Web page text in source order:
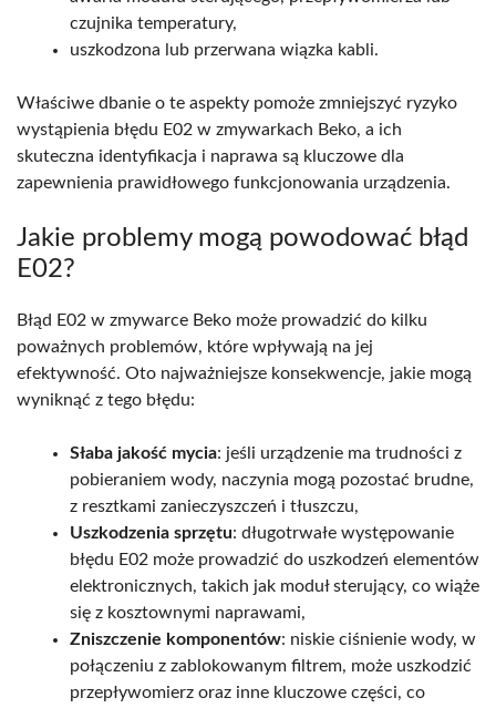
czujnika temperatury,
uszkodzona lub przerwana wiązka kabli.
Właściwe dbanie o te aspekty pomoże zmniejszyć ryzyko
wystąpienia błędu E02 w zmywarkach Beko, a ich
skuteczna identyfikacja i naprawa są kluczowe dla
zapewnienia prawidłowego funkcjonowania urządzenia.
Jakie problemy mogą powodować błąd
E02?
Błąd E02 w zmywarce Beko może prowadzić do kilku
poważnych problemów, które wpływają na jej
efektywność. Oto najważniejsze konsekwencje, jakie mogą
wyniknąć z tego błędu:
Słaba jakość mycia: jeśli urządzenie ma trudności z
pobieraniem wody, naczynia mogą pozostać brudne,
z resztkami zanieczyszczeń i tłuszczu,
Uszkodzenia sprzętu: długotrwałe występowanie
błędu E02 może prowadzić do uszkodzeń elementów
elektronicznych, takich jak moduł sterujący, co wiąże
się z kosztownymi naprawami,
Zniszczenie komponentów: niskie ciśnienie wody, w
połączeniu z zablokowanym filtrem, może uszkodzić
przepływomierz oraz inne kluczowe części, co